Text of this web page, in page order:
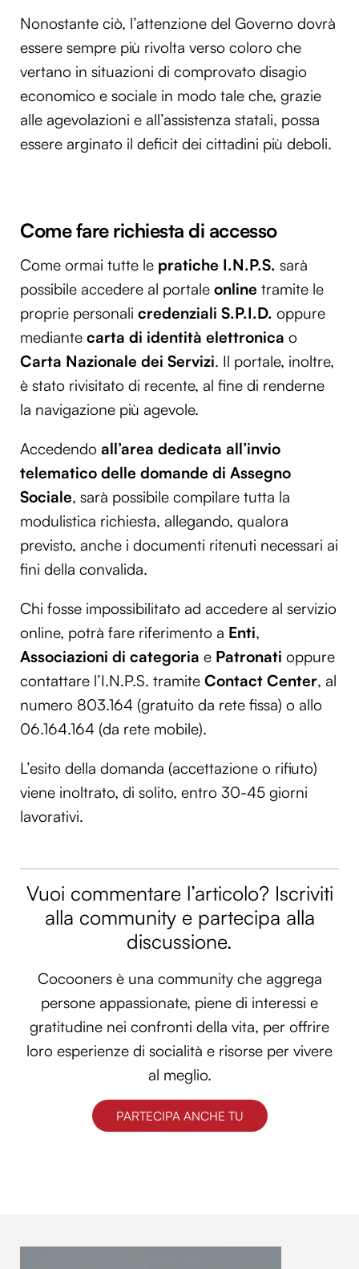
Utilizziamo i cookie per personalizzare contenuti ed
analizzare il nostro traffico. Condividiamo inoltre
informazioni sul modo in cui utilizzi il nostro sito con i
nostri partner che si occupano di analisi dei dati web,
pubblicità e social media, i quali potrebbero combinarle
raccolto dal tuo utilizzo dei loro servizi.
Nonostante ciò, l’attenzione del Governo dovrà
essere sempre più rivolta verso coloro che
vertano in situazioni di comprovato disagio
economico e sociale in modo tale che, grazie
alle agevolazioni e all’assistenza statali, possa
essere arginato il deficit dei cittadini più deboli.
Come fare richiesta di accesso
Come ormai tutte le pratiche I.N.P.S. sarà
possibile accedere al portale online tramite le
proprie personali credenziali S.P.I.D. oppure
mediante carta di identità elettronica o
Carta Nazionale dei Servizi. Il portale, inoltre,
è stato rivisitato di recente, al fine di renderne
la navigazione più agevole.
Accedendo all’area dedicata all’invio
telematico delle domande di Assegno
Sociale, sarà possibile compilare tutta la
modulistica richiesta, allegando, qualora
previsto, anche i documenti ritenuti necessari ai
fini della convalida.
Chi fosse impossibilitato ad accedere al servizio
online, potrà fare riferimento a Enti,
Associazioni di categoria e Patronati oppure
contattare l’I.N.P.S. tramite Contact Center, al
numero 803.164 (gratuito da rete fissa) o allo
06.164.164 (da rete mobile).
L’esito della domanda (accettazione o rifiuto)
viene inoltrato, di solito, entro 30-45 giorni
lavorativi.
Vuoi commentare l’articolo? Iscriviti
alla community e partecipa alla
discussione.
Cocooners è una community che aggrega
persone appassionate, piene di interessi e
gratitudine nei confronti della vita, per offrire
loro esperienze di socialità e risorse per vivere
al meglio.
PARTECIPA ANCHE TU